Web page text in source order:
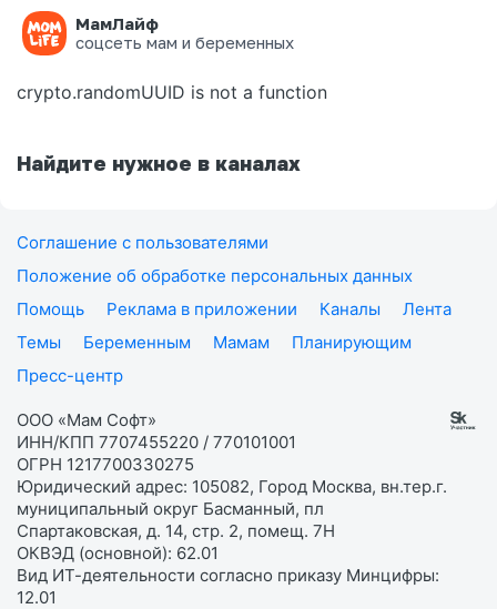
МамЛайф
соцсеть мам и беременных
Ошибка на странице
crypto.randomUUID is not a function
Найдите нужное в каналах
Соглашение с пользователями
Положение об обработке персональных данных
Помощь
Реклама в приложении Каналы
Лента
Темы
Беременным Мамам
Планирующим
Пресс-центр
ООО «Мам Софт»
ИНН/КПП 7707455220 / 770101001
ОГРН 1217700330275
Юридический адрес: 105082, Город Москва, вн.тер.г.
муниципальный округ Басманный, пл
Спартаковская, д. 14, стр. 2, помещ. 7Н
ОКВЭД (основной): 62.01
Вид ИТ-деятельности согласно приказу Минцифры:
12.01